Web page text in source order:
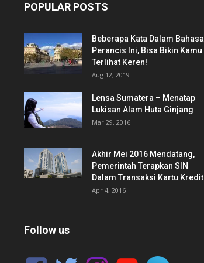
POPULAR POSTS
Beberapa Kata Dalam Bahasa
Perancis Ini, Bisa Bikin Kamu
Terlihat Keren!
Aug 12, 2019
Lensa Sumatera – Menatap
Lukisan Alam Huta Ginjang
Mar 29, 2016
Akhir Mei 2016 Mendatang,
Pemerintah Terapkan SIN
Dalam Transaksi Kartu Kredit
Apr 4, 2016
Follow us